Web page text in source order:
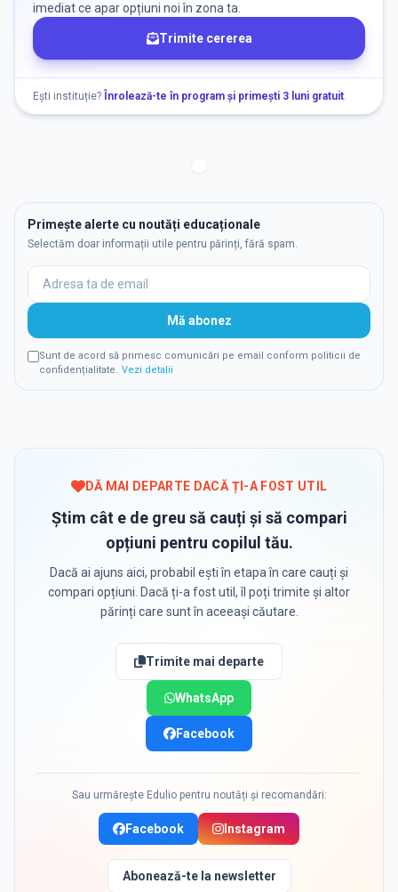
imediat ce apar opțiuni noi în zona ta.
Trimite cererea
Ești instituție? Înrolează-te în program și primești 3 luni gratuit.
Primește alerte cu noutăți educaționale
Selectăm doar informații utile pentru părinți, fără spam.
Mă abonez
Sunt de acord să primesc comunicări pe email conform politicii de
confidențialitate. Vezi detalii
DĂ MAI DEPARTE DACĂ ȚI-A FOST UTIL
Știm cât e de greu să cauți și să compari
opțiuni pentru copilul tău.
Dacă ai ajuns aici, probabil ești în etapa în care cauți și
compari opțiuni. Dacă ți-a fost util, îl poți trimite și altor
părinți care sunt în aceeași căutare.
Trimite mai departe
WhatsApp
Facebook
Sau urmărește Edulio pentru noutăți și recomandări:
Facebook Instagram
Abonează-te la newsletter